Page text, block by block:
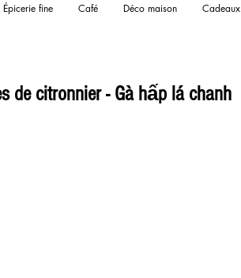
Épicerie fine Café Déco maison Cadeaux
de citronnier - Gà hấp lá chanh